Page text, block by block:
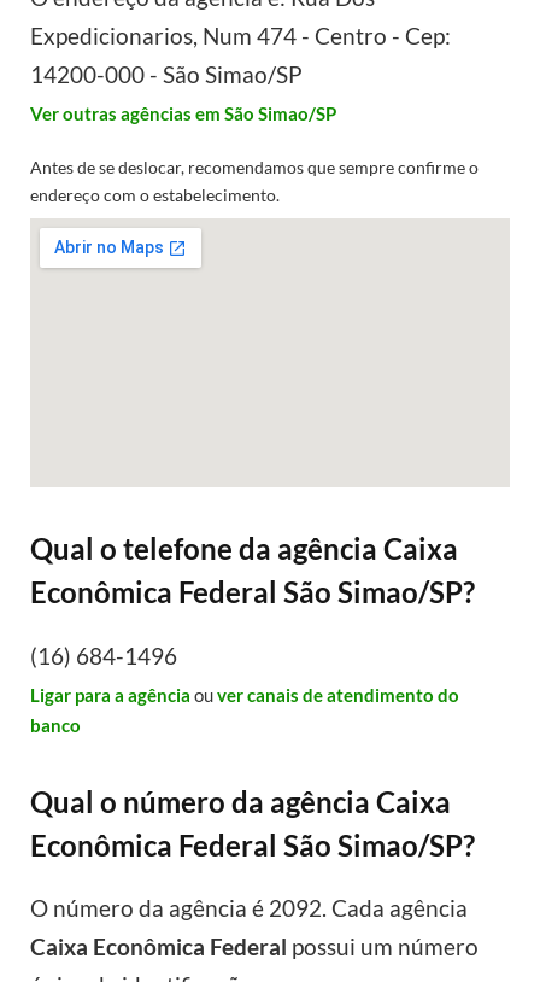
Expedicionarios, Num 474 - Centro - Cep:
14200-000 - São Simao/SP
Ver outras agências em São Simao/SP
Antes de se deslocar, recomendamos que sempre confirme o
endereço com o estabelecimento.
Qual o telefone da agência Caixa
Econômica Federal São Simao/SP?
(16) 684-1496
Ligar para a agência ouver canais de atendimento do
banco
Qual o número da agência Caixa
Econômica Federal São Simao/SP?
O número da agência é 2092. Cada agência
Caixa Econômica Federal possui um número